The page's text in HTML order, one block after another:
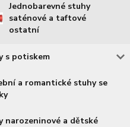
Jednobarevné stuhy
saténové a taftové
ostatní
s potiskem
a romantické stuhy se
narozeninové a dětské